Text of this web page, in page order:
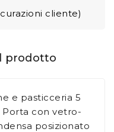
cliente)
prodotto
e pasticceria 5
Porta con vetro-
posizionato